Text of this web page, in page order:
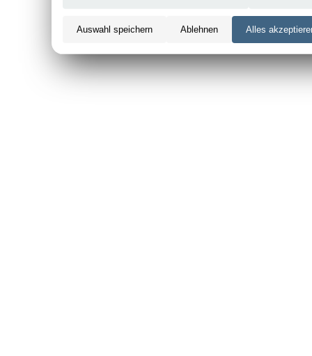
Auswahl speichern Ablehnen Alles